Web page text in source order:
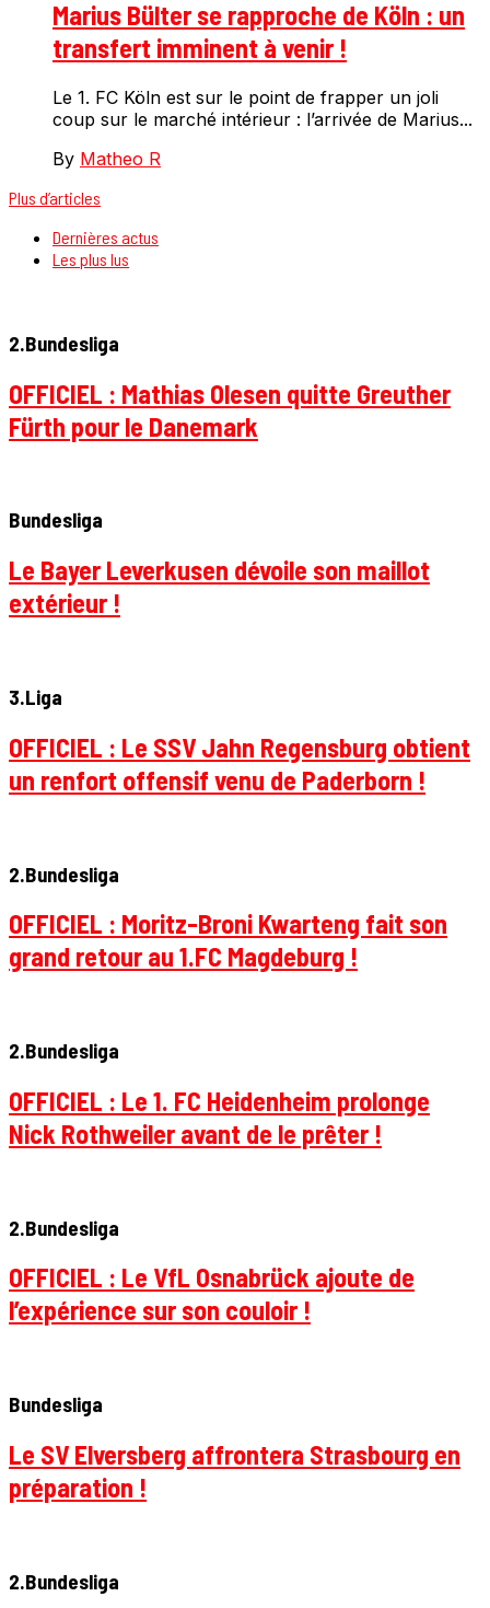
Marius Bülter se rapproche de Köln : un
transfert imminent à venir !
Le 1. FC Köln est sur le point de frapper un joli
coup sur le marché intérieur : l’arrivée de Marius...
By Matheo R
Plus d’articles
Dernières actus
Les plus lus
2.Bundesliga
OFFICIEL : Mathias Olesen quitte Greuther
Fürth pour le Danemark
Bundesliga
Le Bayer Leverkusen dévoile son maillot
extérieur !
3.Liga
OFFICIEL : Le SSV Jahn Regensburg obtient
un renfort offensif venu de Paderborn !
2.Bundesliga
OFFICIEL : Moritz-Broni Kwarteng fait son
grand retour au 1.FC Magdeburg !
2.Bundesliga
OFFICIEL : Le 1. FC Heidenheim prolonge
Nick Rothweiler avant de le prêter !
2.Bundesliga
OFFICIEL : Le VfL Osnabrück ajoute de
l’expérience sur son couloir !
Bundesliga
Le SV Elversberg affrontera Strasbourg en
préparation !
2.Bundesliga